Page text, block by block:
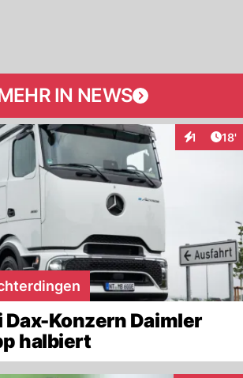
IN NEWS
1 18'
Dax-Konzern Daimler
halbiert